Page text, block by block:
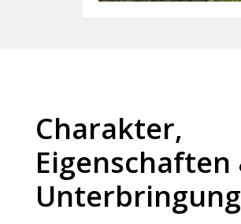
Charakter,
Eigenschaften
Unterbringung